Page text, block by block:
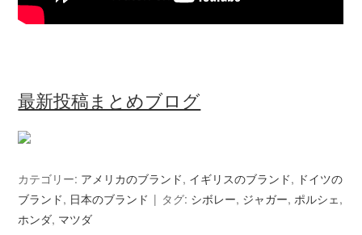
最新投稿まとめブログ
カテゴリー: アメリカのブランド, イギリスのブランド, ドイツの
ブランド, 日本のブランド タグ: シボレー, ジャガー,ポルシェ,
ホンダ, マツダ